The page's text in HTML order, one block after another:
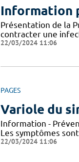
Information
Présentation de la
contracter une
22/03/2024 11:06
PAGES
Variole du
Information -
Les symptômes
22/03/2024 11:06